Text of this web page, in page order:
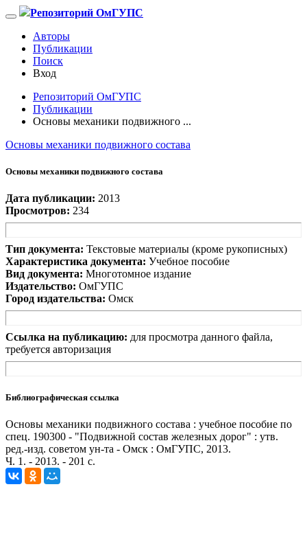
Репозиторий ОмГУПС
Авторы
Публикации
Поиск
Вход
Репозиторий ОмГУПС
Публикации
Основы механики подвижного ...
Основы механики подвижного состава
Основы механики подвижного состава
Дата публикации: 2013
Просмотров: 234
Тип документа: Текстовые материалы (кроме рукописных)
Характеристика документа: Учебное пособие
Вид документа: Многотомное издание
Издательство: ОмГУПС
Город издательства: Омск
Ссылка на публикацию: для просмотра данного файла,
требуется авторизация
Библиографическая ссылка
Основы механики подвижного состава : учебное пособие по
спец. 190300 - "Подвижной состав железных дорог" : утв.
ред.-изд. советом ун-та - Омск : ОмГУПС, 2013.
Ч. 1. - 2013. - 201 с.